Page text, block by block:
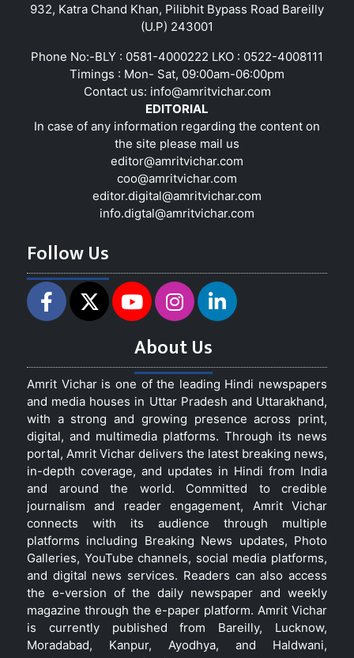
932, Katra Chand Khan, Pilibhit Bypass Road Bareilly
(U.P) 243001
Phone No:-BLY : 0581-4000222 LKO : 0522-4008111
Timings : Mon- Sat, 09:00am-06:00pm
Contact us: info@amritvichar.com
EDITORIAL
In case of any information regarding the content on
the site please mail us
editor@amritvichar.com
coo@amritvichar.com
editor.digital@amritvichar.com
info.digtal@amritvichar.com
Follow Us
About Us
Amrit Vichar is one of the leading Hindi newspapers
and media houses in Uttar Pradesh and Uttarakhand,
with a strong and growing presence across print,
digital, and multimedia platforms. Through its news
portal, Amrit Vichar delivers the latest breaking news,
in-depth coverage, and updates in Hindi from India
and around the world. Committed to credible
journalism and reader engagement, Amrit Vichar
connects with its audience through multiple
platforms including Breaking News updates, Photo
Galleries, YouTube channels, social media platforms,
and digital news services. Readers can also access
the e-version of the daily newspaper and weekly
magazine through the e-paper platform. Amrit Vichar
is currently published from Bareilly, Lucknow,
Moradabad, Kanpur, Ayodhya, and Haldwani,